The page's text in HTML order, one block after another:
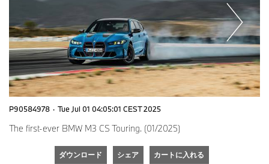
P90584978 · Tue Jul 01 04:05:01 CEST 2025
The first-ever BMW M3 CS Touring. (01/2025)
ダウンロード シェア カートに入れる